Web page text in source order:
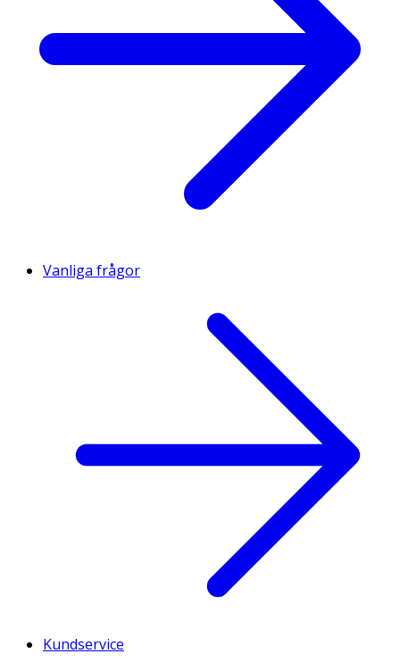
Vanliga frågor
Kundservice